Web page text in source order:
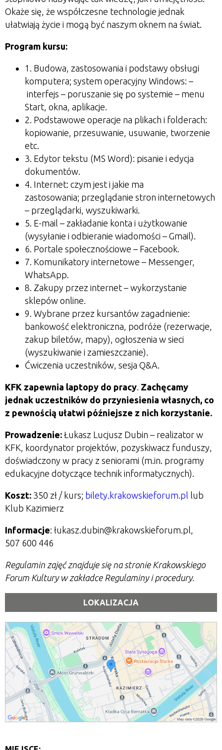
Okaże się, że współczesne technologie jednak
ułatwiają życie i mogą być naszym oknem na świat.
Program kursu:
1. Budowa, zastosowania i podstawy obsługi
komputera; system operacyjny Windows: –
interfejs – poruszanie się po systemie – menu
Start, okna, aplikacje.
2. Podstawowe operacje na plikach i folderach:
kopiowanie, przesuwanie, usuwanie, tworzenie
etc.
3. Edytor tekstu (MS Word): pisanie i edycja
dokumentów.
4. Internet: czym jest i jakie ma
zastosowania; przeglądanie stron internetowych
– przeglądarki, wyszukiwarki.
5. E-mail – zakładanie konta i użytkowanie
(wysyłanie i odbieranie wiadomości – Gmail).
6. Portale społecznościowe – Facebook.
7. Komunikatory internetowe – Messenger,
WhatsApp.
8. Zakupy przez internet – wykorzystanie
sklepów online.
9. Wybrane przez kursantów zagadnienie:
bankowość elektroniczna, podróże (rezerwacje,
zakup biletów, mapy), ogłoszenia w sieci
(wyszukiwanie i zamieszczanie).
Ćwiczenia uczestników, sesja Q&A.
KFK zapewnia laptopy do pracy. Zachęcamy
jednak uczestników do przyniesienia własnych, co
z pewnością ułatwi późniejsze z nich korzystanie.
Prowadzenie: Łukasz Lucjusz Dubin – realizator w
KFK, koordynator projektów, pozyskiwacz funduszy,
doświadczony w pracy z seniorami (m.in. programy
edukacyjne dotyczące technik informatycznych).
Koszt: 350 zł / kurs; bilety.krakowskieforum.pl lub
Klub Kazimierz
Informacje: łukasz.dubin@krakowskieforum.pl,
507 600 446
Regulamin zajęć znajduje się na stronie Krakowskiego
Forum Kultury w zakładce Regulaminy i procedury.
LOKALIZACJA